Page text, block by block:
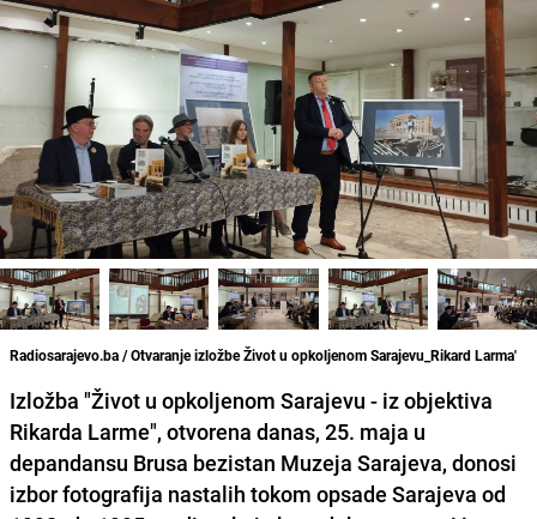
Radiosarajevo.ba / Otvaranje izložbe Život u opkoljenom Sarajevu_Rikard Larma'
Izložba "Život u opkoljenom Sarajevu - iz objektiva
Rikarda Larme", otvorena danas, 25. maja u
depandansu Brusa bezistan Muzeja Sarajeva, donosi
izbor fotografija nastalih tokom opsade Sarajeva od